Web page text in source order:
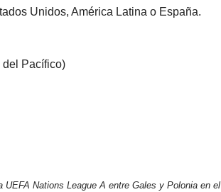
Unidos, América Latina o España.
del Pacífico)
Nations League A entre Gales y Polonia en el